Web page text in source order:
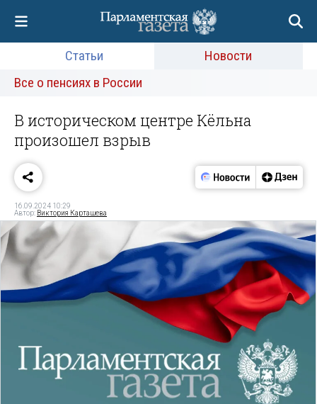
Статьи
Новости
Все о пенсиях в России
В историческом центре Кёльна
произошел взрыв
16.09.2024 10:29
Автор: Виктория Карташева